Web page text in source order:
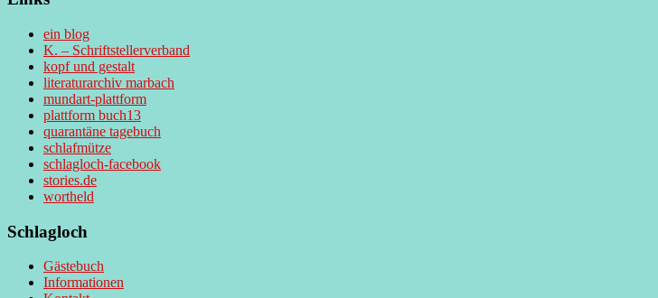
ein blog
K. – Schriftstellerverband
kopf und gestalt
literaturarchiv marbach
mundart-plattform
plattform buch13
quarantäne tagebuch
schlafmütze
schlagloch-facebook
stories.de
wortheld
Schlagloch
Gästebuch
Informationen